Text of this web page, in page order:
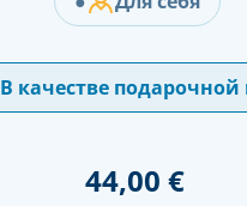
В качестве подарочной
44,00 €